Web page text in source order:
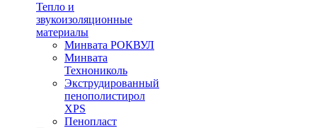
Тепло и
звукоизоляционные
материалы
Минвата РОКВУЛ
Минвата
Технониколь
Экструдированный
пенополистирол
XPS
Пенопласт